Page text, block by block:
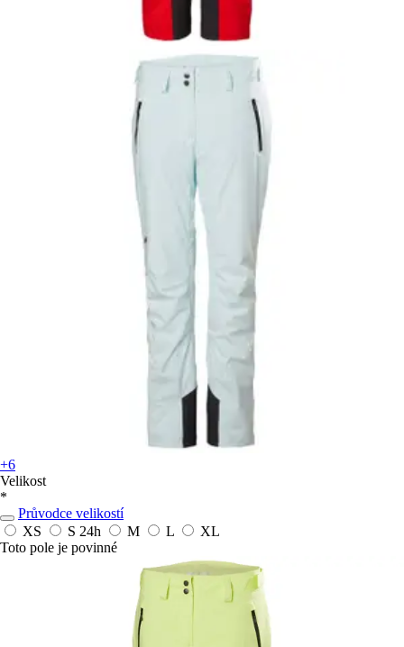
+6
Velikost
*
Průvodce velikostí
XS
S 24h M L
XL
Toto pole je povinné